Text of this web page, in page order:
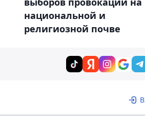
национальной и
религиозной почве